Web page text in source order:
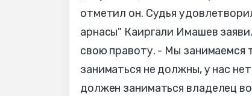
отметил он. Судья
арнасы" Каиргали Имашев
свою правоту. - Мы занимаемся
заниматься не должны, у нас
должен заниматься владелец